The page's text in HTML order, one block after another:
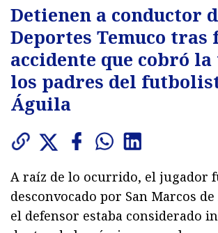
Detienen a conductor
Deportes Temuco tras
accidente que cobró la
los padres del
Águila
A raíz de lo ocurrido, el jugador
desconvocado por San Marcos
el defensor estaba considerado